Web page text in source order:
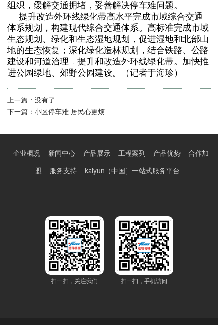
组织，缓解交通拥堵，妥善解决停车难问题。
提升改造外环线绿化带高水平完成市域综合交通
体系规划，构建现代综合交通体系。高标准完成市域
生态规划、绿化和生态湿地规划，促进湿地和北部山
地的生态恢复；深化绿化造林规划，结合铁路、公路
建设和河道治理，提升和改造外环线绿化带。加快推
进公园绿地、郊野公园建设。（记者于海珍）
上一篇： 没有了
下一篇： 小区停车难 居民心更烦
企业概况 新闻中心 产品展示 工程案列 产品优势
合作加
盟
服务支持 kaiyun（中国）一站式服务平台
扫一扫，关注我们 扫一扫，手机访问